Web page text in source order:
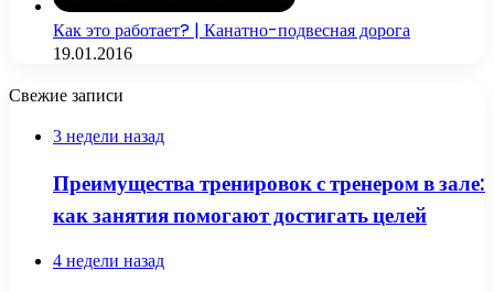
Как это работает? | Канатно-подвесная дорога
19.01.2016
Свежие записи
3 недели назад
Преимущества тренировок с тренером в зале:
как занятия помогают достигать целей
4 недели назад